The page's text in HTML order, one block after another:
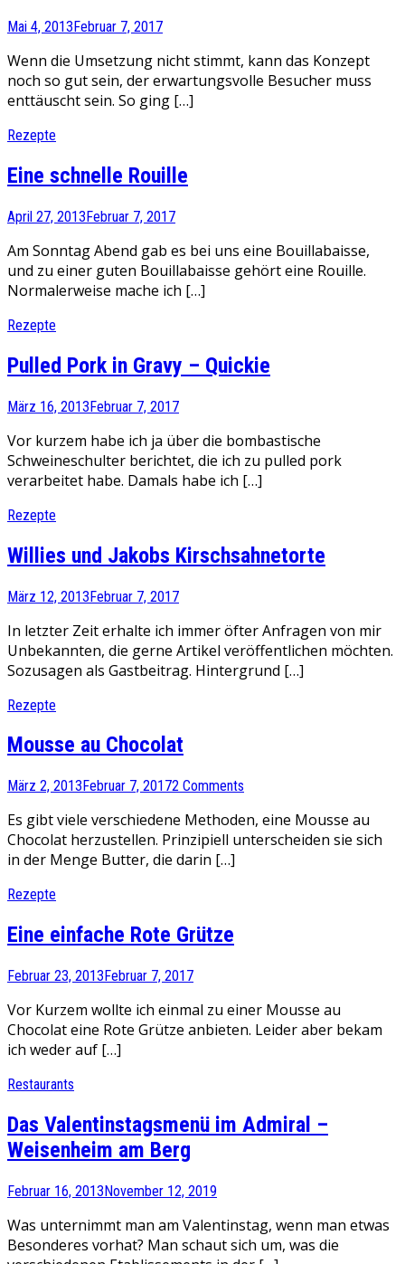
Mai 4, 2013Februar 7, 2017
Wenn die Umsetzung nicht stimmt, kann das Konzept
noch so gut sein, der erwartungsvolle Besucher muss
enttäuscht sein. So ging […]
Rezepte
Eine schnelle Rouille
April 27, 2013Februar 7, 2017
Am Sonntag Abend gab es bei uns eine Bouillabaisse,
und zu einer guten Bouillabaisse gehört eine Rouille.
Normalerweise mache ich […]
Rezepte
Pulled Pork in Gravy – Quickie
März 16, 2013Februar 7, 2017
Vor kurzem habe ich ja über die bombastische
Schweineschulter berichtet, die ich zu pulled pork
verarbeitet habe. Damals habe ich […]
Rezepte
Willies und Jakobs Kirschsahnetorte
März 12, 2013Februar 7, 2017
In letzter Zeit erhalte ich immer öfter Anfragen von mir
Unbekannten, die gerne Artikel veröffentlichen möchten.
Sozusagen als Gastbeitrag. Hintergrund […]
Rezepte
Mousse au Chocolat
März 2, 2013 Februar 7, 20172 Comments
Es gibt viele verschiedene Methoden, eine Mousse au
Chocolat herzustellen. Prinzipiell unterscheiden sie sich
in der Menge Butter, die darin […]
Rezepte
Eine einfache Rote Grütze
Februar 23, 2013 Februar 7, 2017
Vor Kurzem wollte ich einmal zu einer Mousse au
Chocolat eine Rote Grütze anbieten. Leider aber bekam
ich weder auf […]
Restaurants
Das Valentinstagsmenü im Admiral –
Weisenheim am Berg
Februar 16, 2013November 12, 2019
Was unternimmt man am Valentinstag, wenn man etwas
Besonderes vorhat? Man schaut sich um, was die